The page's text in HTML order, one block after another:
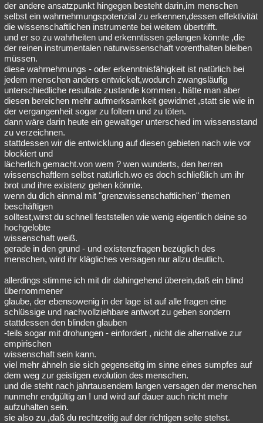
der andere ansatzpunkt hingegen besteht darin,im menschen
selbst ein wahrnehmungspotenzial zu erkennen,dessen effektivität
die wissenschaftlichen instrumente bei weitem übertrifft.
und er so zu wahrheiten und erkenntissen gelangen könnte ,die
der reinen instrumentalen naturwissenschaft vorenthalten bleiben
müssen.
diese wahrnehmungs - oder erkenntnisfähigkeit ist natürlich bei
jedem menschen anders entwickelt,wodurch zwangsläufig
unterschiedliche resultate zustande kommen . hätte man aber
diesen bereichen mehr aufmerksamkeit gewidmet ,statt sie wie in
der vergangenheit sogar zu foltern und zu töten.
dann wäre darin heute ein gewaltiger unterschied im wissensstand
zu verzeichnen.
stattdessen wir die entwicklung auf diesen gebieten nach wie vor
blockiert und
lächerlich gemacht.von wem ? wen wunderts, den herren
wissenschaftlern selbst natürlich.wo es doch schließlich um ihr
brot und ihre existenz gehen könnte.
wenn du dich einmal mit "grenzwissenschaftlichen" themen
beschäftigen
solltest,wirst du schnell feststellen wie wenig eigentlich deine so
hochgelobte
wissenschaft weiß.
gerade in den grund - und existenzfragen bezüglich des
menschen, wird ihr klägliches versagen nur allzu deutlich.
allerdings stimme ich mit dir dahingehend überein,daß ein blind
übernommener
glaube, der ebensowenig in der lage ist auf alle fragen eine
schlüssige und nachvollziehbare antwort zu geben sondern
stattdessen den blinden glauben
-teils sogar mit drohungen - einfordert , nicht die alternative zur
empirischen
wissenschaft sein kann.
viel mehr ähneln sie sich gegenseitig im sinne eines sumpfes auf
dem weg zur geistigen evolution des menschen.
und die steht nach jahrtausendem langen versagen der menschen
nunmehr endgültig an ! und wird auf dauer auch nicht mehr
aufzuhalten sein.
sie also zu ,daß du rechtzeitig auf der richtigen seite stehst.